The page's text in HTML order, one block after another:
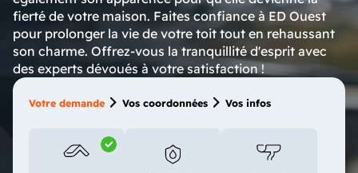
fierté de votre maison. Faites confiance à ED Ouest
pour prolonger la vie de votre toit tout en rehaussant
son charme. Offrez-vous la tranquillité d'esprit avec
des experts dévoués à votre satisfaction !
Votre demande Vos coordonnées Vos infos